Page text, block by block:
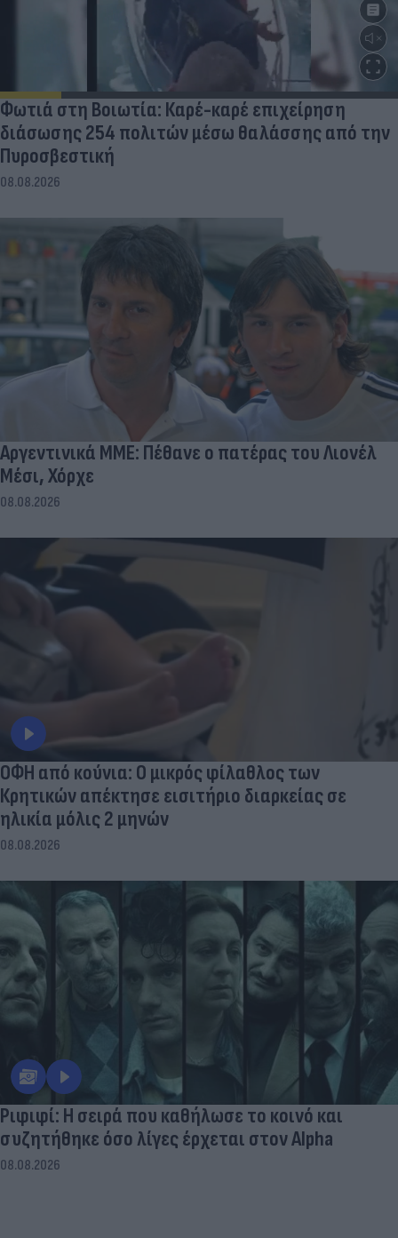
Φωτιά στη Βοιωτία: Καρέ-καρέ επιχείρηση
διάσωσης 254 πολιτών μέσω θαλάσσης από την
Πυροσβεστική
08.08.2026
Αργεντινικά ΜΜΕ: Πέθανε ο πατέρας του Λιονέλ
Μέσι, Χόρχε
08.08.2026
ΟΦΗ από κούνια: Ο μικρός φίλαθλος των
Κρητικών απέκτησε εισιτήριο διαρκείας σε
ηλικία μόλις 2 μηνών
08.08.2026
Ριφιφί: Η σειρά που καθήλωσε το κοινό και
συζητήθηκε όσο λίγες έρχεται στον Alpha
08.08.2026